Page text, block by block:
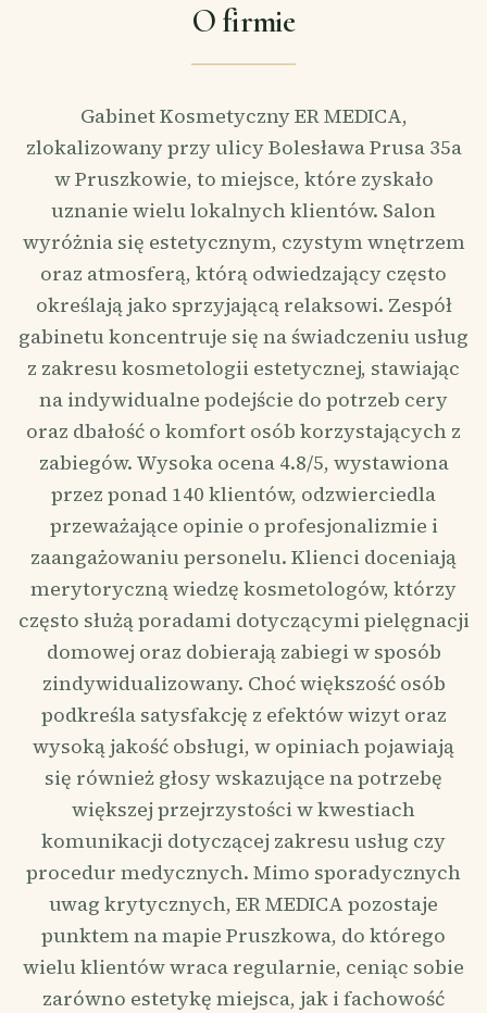
O firmie
Gabinet Kosmetyczny ER MEDICA,
zlokalizowany przy ulicy Bolesława Prusa 35a
w Pruszkowie, to miejsce, które zyskało
uznanie wielu lokalnych klientów. Salon
wyróżnia się estetycznym, czystym wnętrzem
oraz atmosferą, którą odwiedzający często
określają jako sprzyjającą relaksowi. Zespół
gabinetu koncentruje się na świadczeniu usług
z zakresu kosmetologii estetycznej, stawiając
na indywidualne podejście do potrzeb cery
oraz dbałość o komfort osób korzystających z
zabiegów. Wysoka ocena 4.8/5, wystawiona
przez ponad 140 klientów, odzwierciedla
przeważające opinie o profesjonalizmie i
zaangażowaniu personelu. Klienci doceniają
merytoryczną wiedzę kosmetologów, którzy
często służą poradami dotyczącymi pielęgnacji
domowej oraz dobierają zabiegi w sposób
zindywidualizowany. Choć większość osób
podkreśla satysfakcję z efektów wizyt oraz
wysoką jakość obsługi, w opiniach pojawiają
się również głosy wskazujące na potrzebę
większej przejrzystości w kwestiach
komunikacji dotyczącej zakresu usług czy
procedur medycznych. Mimo sporadycznych
uwag krytycznych, ER MEDICA pozostaje
punktem na mapie Pruszkowa, do którego
wielu klientów wraca regularnie, ceniąc sobie
zarówno estetykę miejsca, jak i fachowość